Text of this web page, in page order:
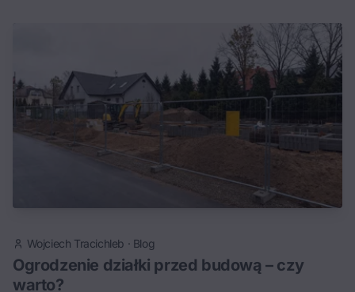
Wojciech Tracichleb · Blog
Ogrodzenie działki przed budową – czy
warto?